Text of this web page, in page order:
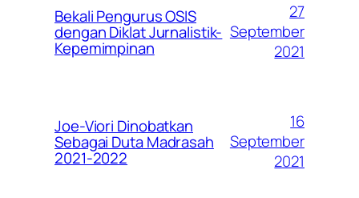
Bekali Pengurus OSIS
dengan Diklat Jurnalistik-
Kepemimpinan
27
September
2021
Joe-Viori Dinobatkan
Sebagai Duta Madrasah
2021-2022
16
September
2021